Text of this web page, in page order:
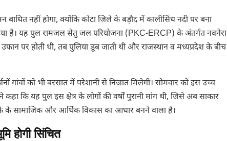
नहीं होगा, क्योंकि कोटा जिले के बड़ौद में कालीसिंध नदी पर बना
है। यह पुल रामजल सेतु जल परियोजना (PKC-ERCP) के अंतर्गत नवनेरा
पर होती थी, तब पुलिया डूब जाती थी और राजस्थान व मध्यप्रदेश के बीच
गांवों को भी बरसात में परेशानी से निजात मिलेगी। सोमवार को इस उच्च
कि यह पुल इस क्षेत्र के लोगों की वर्षों पुरानी मांग थी, जिसे अब साकार
के सामाजिक और आर्थिक विकास का आधार बनने वाला है।
होगी सिंचित